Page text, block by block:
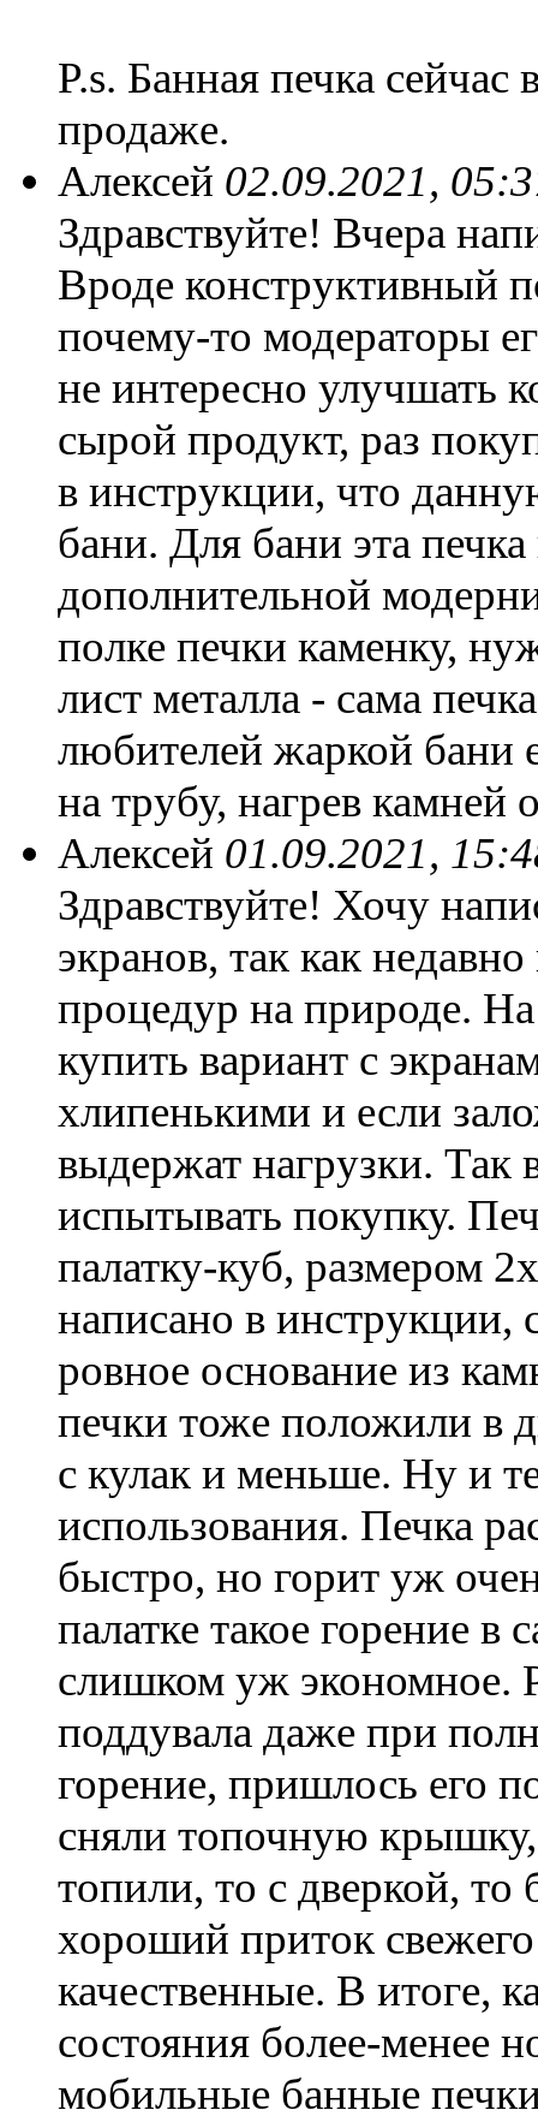
P.s. Банная печка сейчас
продаже.
Алексей 02.09.2021,
Здравствуйте! Вчера
Вроде конструктивный
почему-то модераторы
не интересно улучшать
сырой продукт, раз
в инструкции, что
бани. Для бани эта
дополнительной
полке печки каменку,
лист металла - сама
любителей жаркой бани
на трубу, нагрев камней
Алексей 01.09.2021,
Здравствуйте! Хочу
экранов, так как
процедур на природе.
купить вариант с
хлипенькими и если
выдержат нагрузки. Так
испытывать покупку.
палатку-куб, размером
написано в инструкции,
ровное основание из
печки тоже положили в
с кулак и меньше. Ну и
использования. Печка
быстро, но горит уж
палатке такое горение в
слишком уж экономное.
поддувала даже при
горение, пришлось его
сняли топочную крышку,
топили, то с дверкой,
хороший приток
качественные. В итоге,
состояния более-менее
мобильные банные